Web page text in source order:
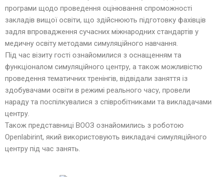
програми щодо проведення оцінювання спроможності
закладів вищої освіти, що здійснюють підготовку фахівців
задля впровадження сучасних міжнародних стандартів у
медичну освіту методами симуляційного навчання.
Під час візиту гості ознайомилися з оснащенням та
функціоналом симуляційного центру, а також можливістю
проведення тематичних тренінгів, відвідали заняття із
здобувачами освіти в режимі реального часу, провели
нараду та поспілкувалися з співробітниками та викладачами
центру.
Також представниці ВООЗ ознайомились з роботою
Openlabirint, який використовують викладачі симуляційного
центру під час занять.